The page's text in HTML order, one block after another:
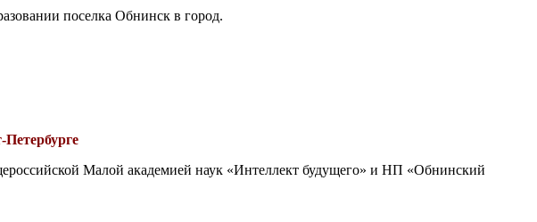
поселка Обнинск в город.
Малой академией наук «Интеллект будущего» и НП «Обнинский